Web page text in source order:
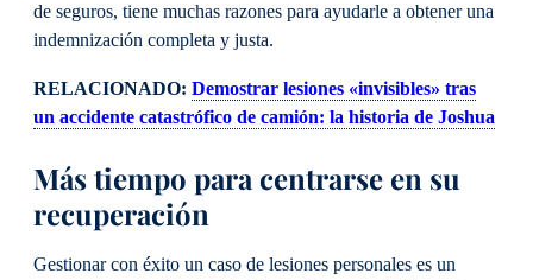
de seguros, tiene muchas razones para ayudarle a obtener una
indemnización completa y justa.
RELACIONADO: Demostrar lesiones «invisibles» tras
un accidente catastrófico de camión: la historia de Joshua
Más tiempo para centrarse en su
recuperación
Gestionar con éxito un caso de lesiones personales es un